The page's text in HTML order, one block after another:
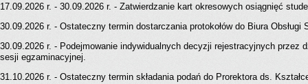
17.09.2026 r. - 30.09.2026 r. - Zatwierdzanie kart okresowych osiągnięć
30.09.2026 r. - Ostateczny termin dostarczania protokołów do Biura Obsługi
30.09.2026 r. - Podejmowanie indywidualnych decyzji rejestracyjnych przez
sesji egzaminacyjnej.
31.10.2026 r. - Ostateczny termin składania podań do Prorektora ds.